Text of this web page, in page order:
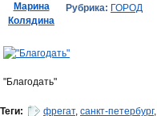
Марина
Колядина
Рубрика: ГОРОД
"Благодать"
Теги: фрегат, санкт-петербург,